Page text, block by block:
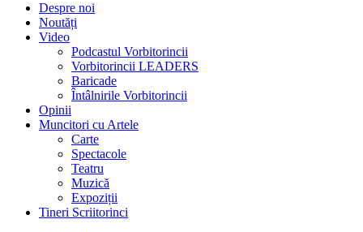
Despre noi
Noutăți
Video
Podcastul Vorbitorincii
Vorbitorincii LEADERS
Baricade
Întâlnirile Vorbitorincii
Opinii
Muncitori cu Artele
Carte
Spectacole
Teatru
Muzică
Expoziții
Tineri Scriitorinci